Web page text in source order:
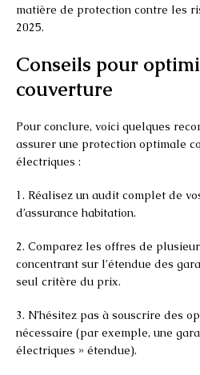
matière de protection contre les
2025.
Conseils pour
couverture
Pour conclure, voici quelques
assurer une protection optimale
électriques :
1. Réalisez un audit complet de
d’assurance habitation.
2. Comparez les offres de
concentrant sur l’étendue des
seul critère du prix.
3. N’hésitez pas à souscrire des
nécessaire (par exemple, une
électriques » étendue).